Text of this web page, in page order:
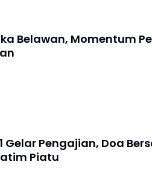
Belawan, Momentum
Gelar Pengajian, Doa
Piatu